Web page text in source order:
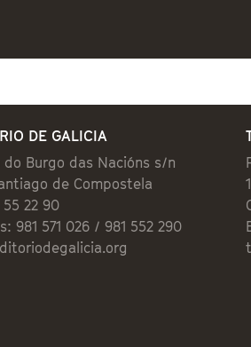
DE GALICIA
do Burgo das Nacións s/n
de Compostela
55 22 90
981 571 026 / 981 552 290